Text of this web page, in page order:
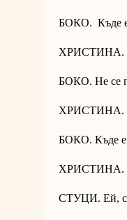
БОКО. Къде
ХРИСТИНА.
БОКО. Не се
ХРИСТИНА.
БОКО. Къде е
ХРИСТИНА.
СТУЦИ. Ей, с